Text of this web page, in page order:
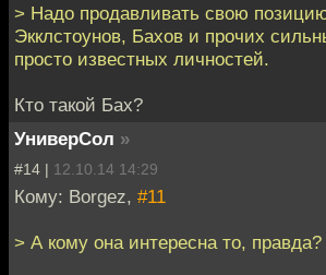
> Надо продавливать свою
Экклстоунов, Бахов и прочих
просто известных личностей.
Кто такой Бах?
УниверСол »
#14 | 12.10.14 14:29
Кому: Borgez, #11
> А кому она интересна то, правда?